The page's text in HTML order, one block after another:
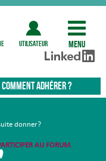
utilisateur Menu
COMMENT ADHÉRER ?
donner?
AU FORUM.